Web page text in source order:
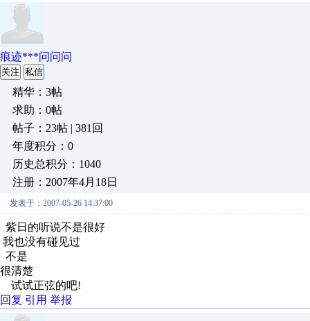
痕迹***问问问
关注 私信
精华：3帖
求助：0帖
帖子：23帖 | 381回
年度积分：0
历史总积分：1040
注册：2007年4月18日
发表于：2007-05-26 14:37:00
紫日的听说不是很好
我也没有碰见过
不是
很清楚
试试正弦的吧!
回复 引用 举报